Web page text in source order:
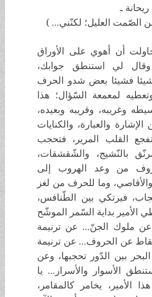
ـ
الصّمت العليل؛ لكنّني... )
أن أهوي على الأوراق
لي استنطق جوابك،
فشيئا بعض شدو الحرف
لمعمعة السّؤال؛ هذا
وغريبه، وقريبه وبعيده،
والعبارة، والكنايات
القلب المرير، فتحجب
بالنّشيج، والشّقشقات،
من وعد الهروب إلى
وما للحرف من لغز
فيرتكي بين الطّنافس،
الأمير بداية السّمر الموشّح
عن ملوك الجنّ... عن ترنيمة
عن الحروف... عن ترنيمة
بين الدّور تحجبها، وعن
الأسوار والأسرار... يا
الأمير، يخامر كالمقامر،